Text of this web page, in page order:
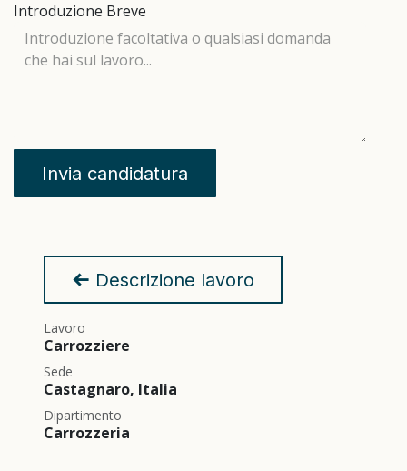
Introduzione Breve
Invia candidatura
Descrizione lavoro
Lavoro
Carrozziere
Sede
Castagnaro, Italia
Dipartimento
Carrozzeria